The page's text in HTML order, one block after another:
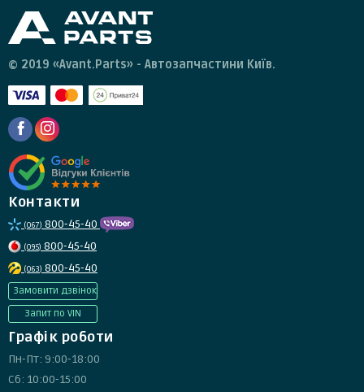
© 2019 «Avant.Parts» - Автозапчастини Київ.
Контакти
(067) 800-45-40
(095) 800-45-40
(063) 800-45-40
Замовити дзвінок
Запит по VIN
Графік роботи
Пн-Пт: 9:00-18:00
Сб: 10:00-15:00